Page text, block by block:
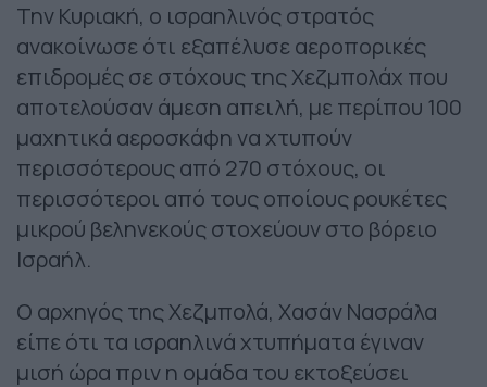
Την Κυριακή, ο ισραηλινός στρατός
ανακοίνωσε ότι εξαπέλυσε αεροπορικές
επιδρομές σε στόχους της Χεζμπολάχ που
αποτελούσαν άμεση απειλή, με περίπου 100
μαχητικά αεροσκάφη να χτυπούν
περισσότερους από 270 στόχους, οι
περισσότεροι από τους οποίους ρουκέτες
μικρού βεληνεκούς στοχεύουν στο βόρειο
Ισραήλ.
Ο αρχηγός της Χεζμπολά, Χασάν Νασράλα
είπε ότι τα ισραηλινά χτυπήματα έγιναν
μισή ώρα πριν η ομάδα του εκτοξεύσει